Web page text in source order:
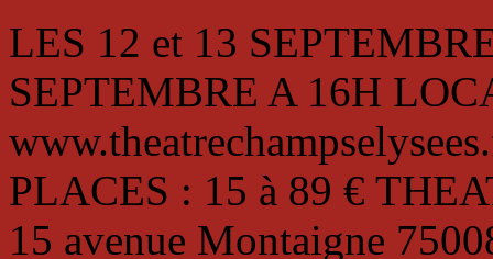
LES 12 et 13
SEPTEMBRE A 16H
PLACES : 15 à 89 €
15 avenue Montaigne